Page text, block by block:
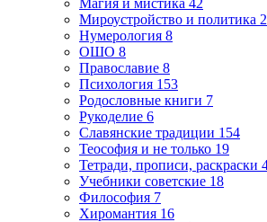
Магия и мистика 42
Мироустройство и политика
Нумерология 8
ОШО 8
Православие 8
Психология 153
Родословные книги 7
Рукоделие 6
Славянские традиции 154
Теософия и не только 19
Тетради, прописи, раскраски
Учебники советские 18
Философия 7
Хиромантия 16